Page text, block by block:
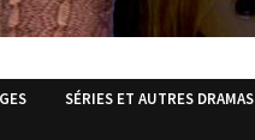
SÉRIES ET AUTRES DRAMAS